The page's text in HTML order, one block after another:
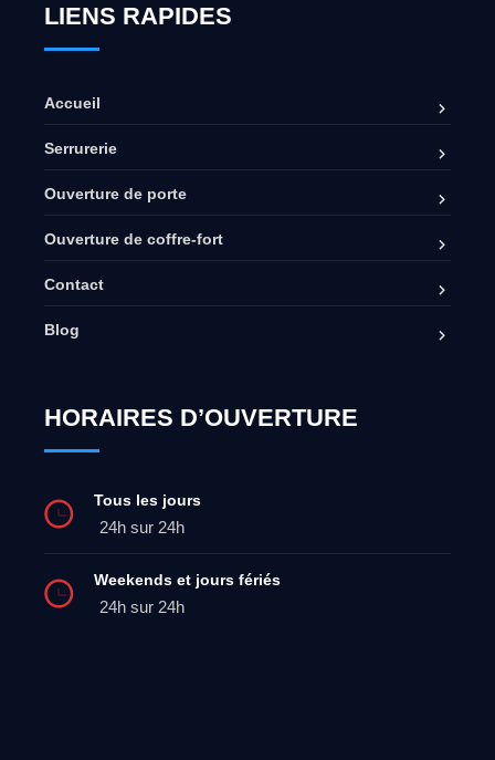
LIENS RAPIDES
Accueil
Serrurerie
Ouverture de porte
Ouverture de coffre-fort
Contact
Blog
HORAIRES D’OUVERTURE
Tous les jours
24h sur 24h
Weekends et jours fériés
24h sur 24h